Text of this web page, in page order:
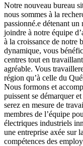
Notre nouveau bureau
nous sommes à la
passionné.e détenant
joindre à notre équipe
à la croissance de notre
dynamique, vous
centres tout en
agréable. Vous
région qu’à celle du
Nous formons et
puissent se démarquer
serez en mesure de
membres de l’équipe
électriques industriels
une entreprise axée sur
compétences des